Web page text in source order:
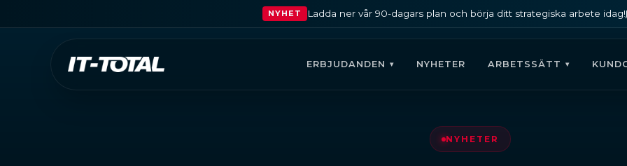
NYHET Ladda ner vår 90-dagars plan och börja ditt strategiska arbete idag!
ERBJUDANDEN NYHETER ARBETSSÄTT
NYHETER